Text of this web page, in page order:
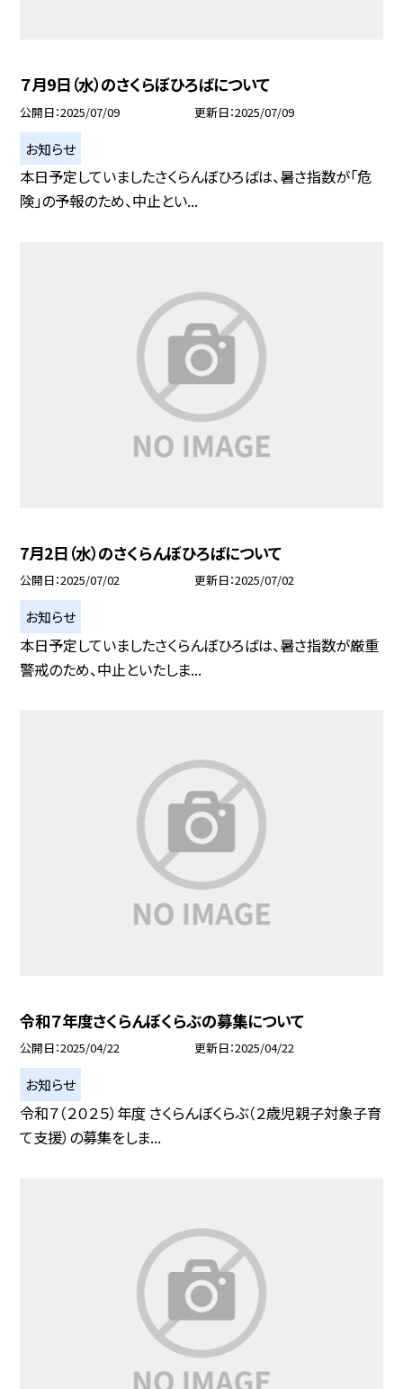
７月9日（水）のさくらぼひろばについて
公開日 2025/07/09 更新日 2025/07/09
お知らせ
本日予定していましたさくらんぼひろばは、暑さ指数が「危
険」の予報のため、中止とい...
7月2日（水）のさくらんぼひろばについて
公開日 2025/07/02 更新日 2025/07/02
お知らせ
本日予定していましたさくらんぼひろばは、暑さ指数が厳重
警戒のため、中止といたしま...
令和７年度さくらんぼくらぶの募集について
公開日 2025/04/22 更新日 2025/04/22
お知らせ
令和７（２０２５）年度 さくらんぼくらぶ（２歳児親子対象子育
て支援）の募集をしま...